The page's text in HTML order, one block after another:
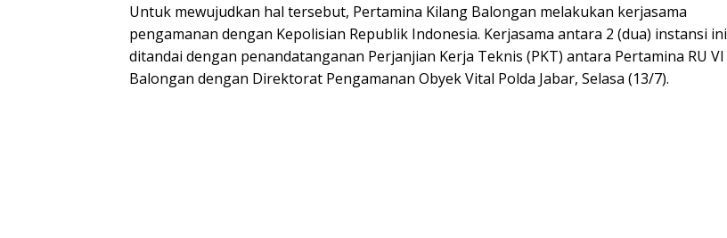
Untuk mewujudkan hal tersebut, Pertamina Kilang Balongan melakukan kerjasama
pengamanan dengan Kepolisian Republik Indonesia. Kerjasama antara 2 (dua) instansi ini
ditandai dengan penandatanganan Perjanjian Kerja Teknis (PKT) antara Pertamina RU VI
Balongan dengan Direktorat Pengamanan Obyek Vital Polda Jabar, Selasa (13/7).